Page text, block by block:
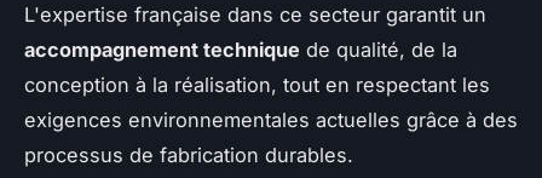
L'expertise française dans ce secteur garantit un
accompagnement technique de qualité, de la
conception à la réalisation, tout en respectant les
exigences environnementales actuelles grâce à des
processus de fabrication durables.